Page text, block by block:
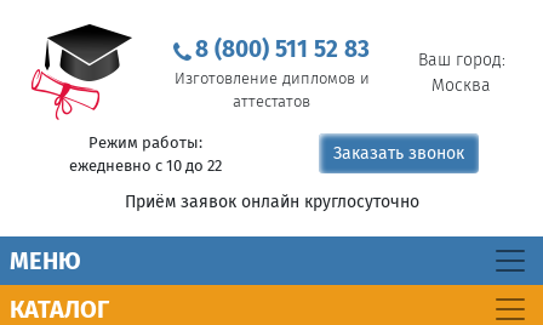
8 (800) 511 52 83
Изготовление дипломов и
аттестатов
Ваш город:
Москва
Режим работы:
ежедневно с 10 до 22
Заказать звонок
Приём заявок онлайн круглосуточно
MEНЮ
КАТАЛОГ